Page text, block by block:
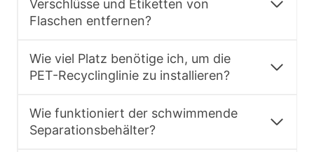
Verschlüsse und Etiketten von
Flaschen entfernen?
Wie viel Platz benötige ich, um die
PET-Recyclinglinie zu installieren?
Wie funktioniert der schwimmende
Separationsbehälter?